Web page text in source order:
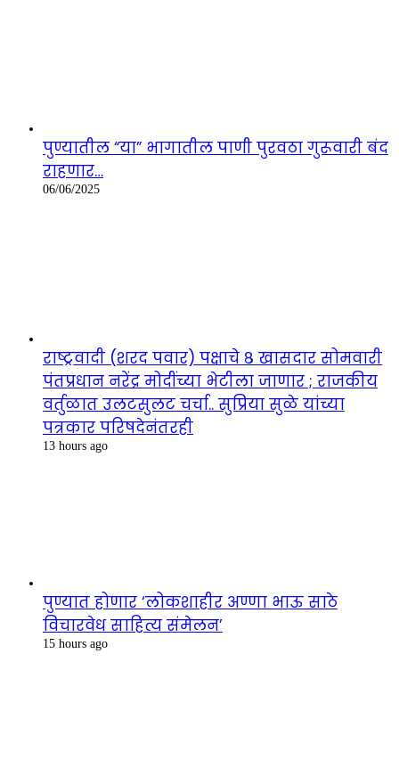
पुण्यातील “या” भागातील पाणी पुरवठा गुरूवारी बंद
राहणार…
06/06/2025
राष्ट्रवादी (शरद पवार) पक्षाचे ८ खासदार सोमवारी
पंतप्रधान नरेंद्र मोदींच्या भेटीला जाणार ; राजकीय
वर्तुळात उलटसुलट चर्चा.. सुप्रिया सुळे यांच्या
पत्रकार परिषदेनंतरही
13 hours ago
पुण्यात होणार ‘लोकशाहीर अण्णा भाऊ साठे
विचारवेध साहित्य संमेलन’
15 hours ago